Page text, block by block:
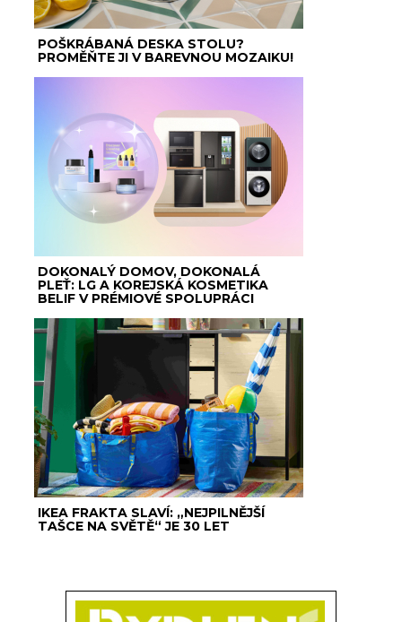
POŠKRÁBANÁ DESKA STOLU?
PROMĚŇTE JI V BAREVNOU MOZAIKU!
DOKONALÝ DOMOV, DOKONALÁ
PLEŤ: LG A KOREJSKÁ KOSMETIKA
BELIF V PRÉMIOVÉ SPOLUPRÁCI
IKEA FRAKTA SLAVÍ: „NEJPILNĚJŠÍ
TAŠCE NA SVĚTĚ“ JE 30 LET